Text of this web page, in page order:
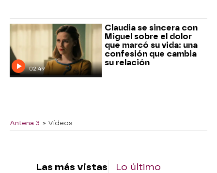
02:49
Claudia se sincera con
Miguel sobre el dolor
que marcó su vida: una
confesión que cambia
su relación
Antena 3 » Vídeos
Las más vistas Lo último